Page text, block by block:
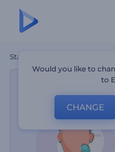
Startseite
Would you like to
to
CHANGE